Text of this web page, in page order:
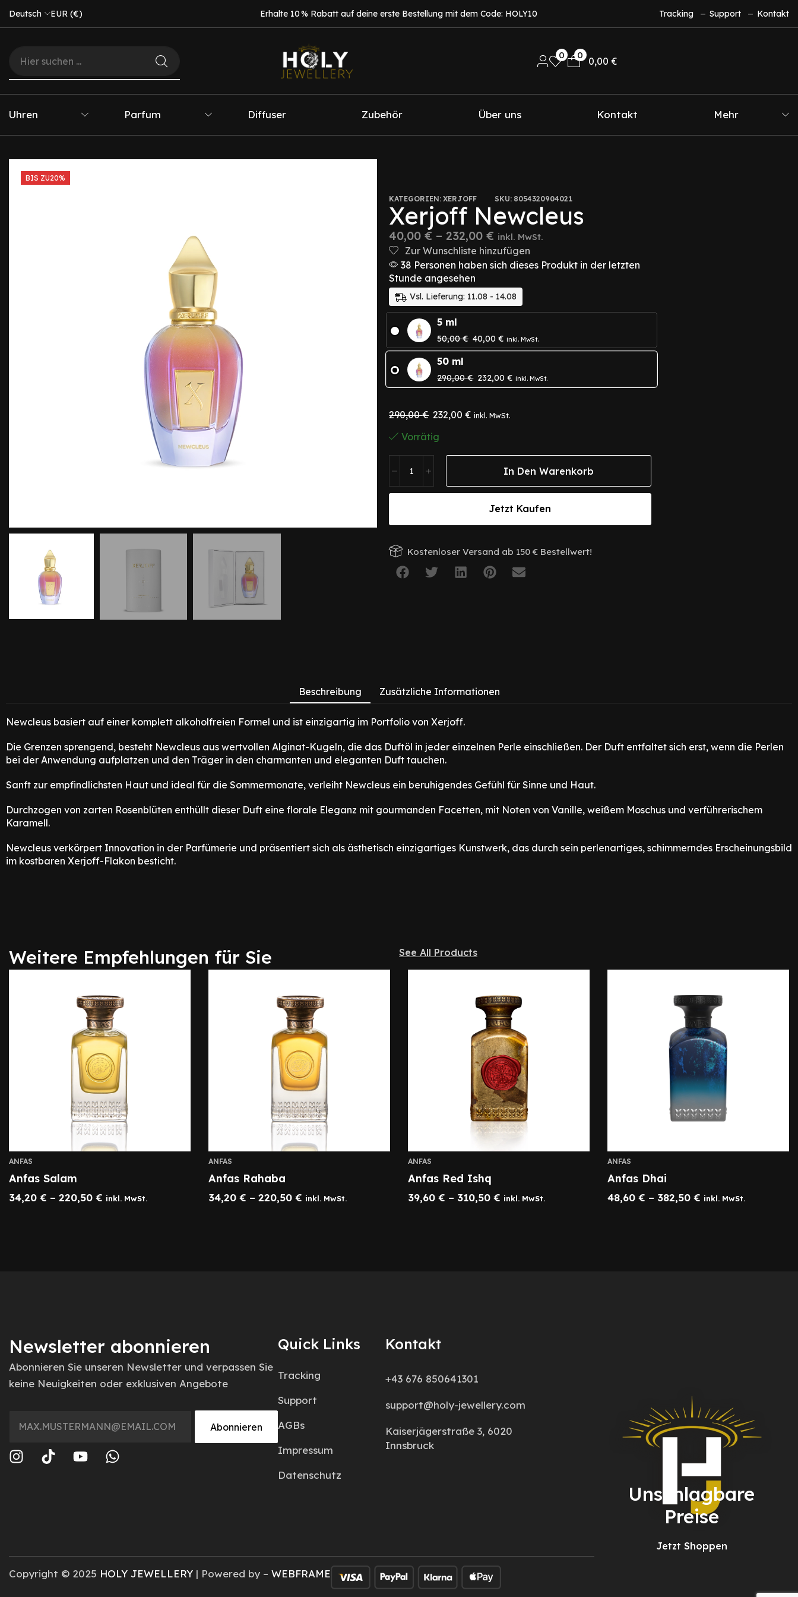
Deutsch EUR (€) Erhalte 10 % Rabatt auf deine erste Bestellung mit dem Code: HOLY10 Tracking Support Kontakt
0 0
0,00 €
Uhren Parfum Diffuser Zubehör Über uns Kontakt Mehr
BIS ZU20%
KATEGORIEN: XERJOFF SKU: 8054320904021
Xerjoff Newcleus
40,00€ –232,00€ inkl. MwSt.
Zur Wunschliste hinzufügen
38 Personen haben sich dieses Produkt in der letzten
Stunde angesehen
Vsl. Lieferung: 11.08 - 14.08
5 ml
50,00€ 40,00€ inkl. MwSt.
50 ml
290,00€ 232,00€ inkl. MwSt.
290,00€ 232,00€ inkl. MwSt.
Vorrätig
In Den Warenkorb
Jetzt Kaufen
Kostenloser Versand ab 150 € Bestellwert!
Beschreibung Zusätzliche Informationen
Newcleus basiert auf einer komplett alkoholfreien Formel und ist einzigartig im Portfolio von Xerjoff.
Die Grenzen sprengend, besteht Newcleus aus wertvollen Alginat-Kugeln, die das Duftöl in jeder einzelnen Perle einschließen. Der Duft entfaltet sich erst, wenn die Perlen
bei der Anwendung aufplatzen und den Träger in den charmanten und eleganten Duft tauchen.
Sanft zur empfindlichsten Haut und ideal für die Sommermonate, verleiht Newcleus ein beruhigendes Gefühl für Sinne und Haut.
Durchzogen von zarten Rosenblüten enthüllt dieser Duft eine florale Eleganz mit gourmanden Facetten, mit Noten von Vanille, weißem Moschus und verführerischem
Karamell.
Newcleus verkörpert Innovation in der Parfümerie und präsentiert sich als ästhetisch einzigartiges Kunstwerk, das durch sein perlenartiges, schimmerndes Erscheinungsbild
im kostbaren Xerjoff-Flakon besticht.
Weitere Empfehlungen für Sie See All Products
ANFAS
Anfas Salam
34,20 € – 220,50 € inkl. MwSt.
ANFAS
Anfas Rahaba
34,20 € – 220,50 € inkl. MwSt.
ANFAS
Anfas Red Ishq
39,60 € – 310,50 € inkl. MwSt.
ANFAS
Anfas Dhai
48,60 € – 382,50 € inkl. MwSt.
Newsletter abonnieren
Abonnieren Sie unseren Newsletter und verpassen Sie
keine Neuigkeiten oder exklusiven Angebote
Abonnieren
Quick Links
Tracking
Support
AGBs
Impressum
Datenschutz
Kontakt
+43 676 850641301
support@holy-jewellery.com
Kaiserjägerstraße 3, 6020
Innsbruck
Copyright © 2025 HOLY JEWELLERY | Powered by – WEBFRAME
Unschlagbare
Preise
Jetzt Shoppen